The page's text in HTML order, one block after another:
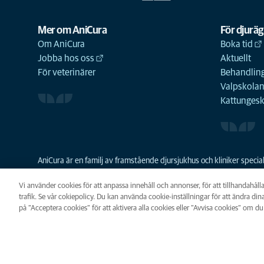
Mer om AniCura
Om AniCura
Jobba hos oss
För veterinärer
För
Boka tid
Aktuellt
Valpskolan
AniCura är en familj av framstående djursjukhus och kliniker
familjeföretaget Mars Veterinary Health sedan 2018.
Vi använder cookies för att anpassa innehåll och annonser, för att
trafik. Se vår cokiepolicy. Du kan använda cookie-inställningar för att ändra
på ”Acceptera cookies” för att aktivera alla cookies eller ”Avvisa cookies” om